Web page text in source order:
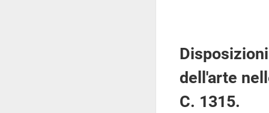
dell'arte
C. 1315.